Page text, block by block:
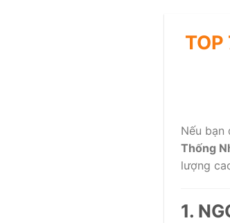
Nếu bạn
Thống
lượng
1.